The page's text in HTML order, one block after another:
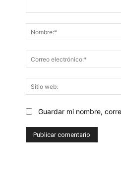
Guardar mi nombre,